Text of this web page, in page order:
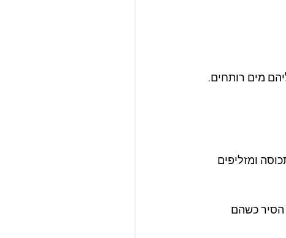
מים רותחים.
ומזליפים
הסיר כשהם